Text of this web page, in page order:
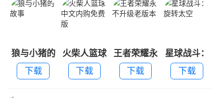
狼与小猪的
故事
下载
火柴人篮球
中文内购免
费版
下载
王者荣耀永
不升级老版
本
下载
星球战斗：
旋转太空
下载